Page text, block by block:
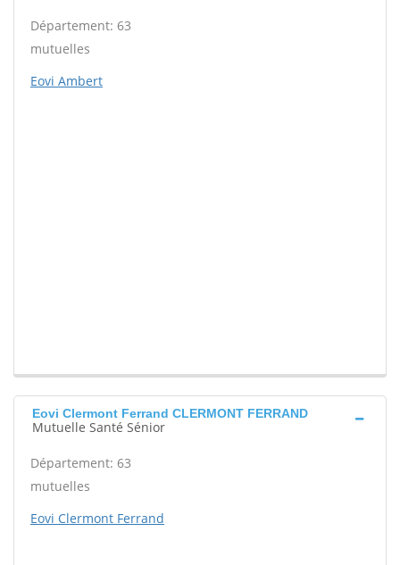
Département: 63
mutuelles
Eovi Ambert
Eovi Clermont Ferrand CLERMONT FERRAND
Mutuelle Santé Sénior
Département: 63
mutuelles
Eovi Clermont Ferrand